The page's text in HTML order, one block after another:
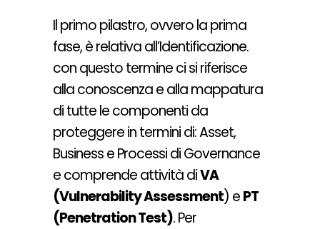
Il primo pilastro, ovvero la prima
fase, è relativa all’Identificazione.
con questo termine ci si riferisce
alla conoscenza e alla mappatura
di tutte le componenti da
proteggere in termini di:Asset,
Business e Processi di Governance
e comprende attività diVA
(Vulnerability Assessment) ePT
(Penetration Test). Per